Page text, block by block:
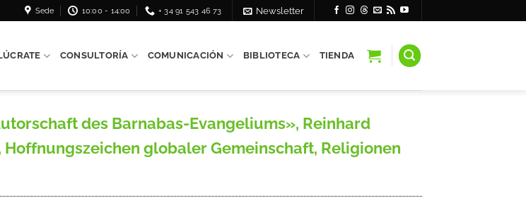
Sede 10:00 - 14:00 + 34 91 543 46 73 Newsletter
CONSULTORÍA COMUNICACIÓN BIBLIOTECA TIENDA
des Barnabas-Evangeliums», Reinhard
globaler Gemeinschaft, Religionen